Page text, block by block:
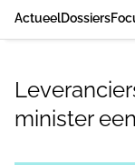
ActueelDossiers
minister